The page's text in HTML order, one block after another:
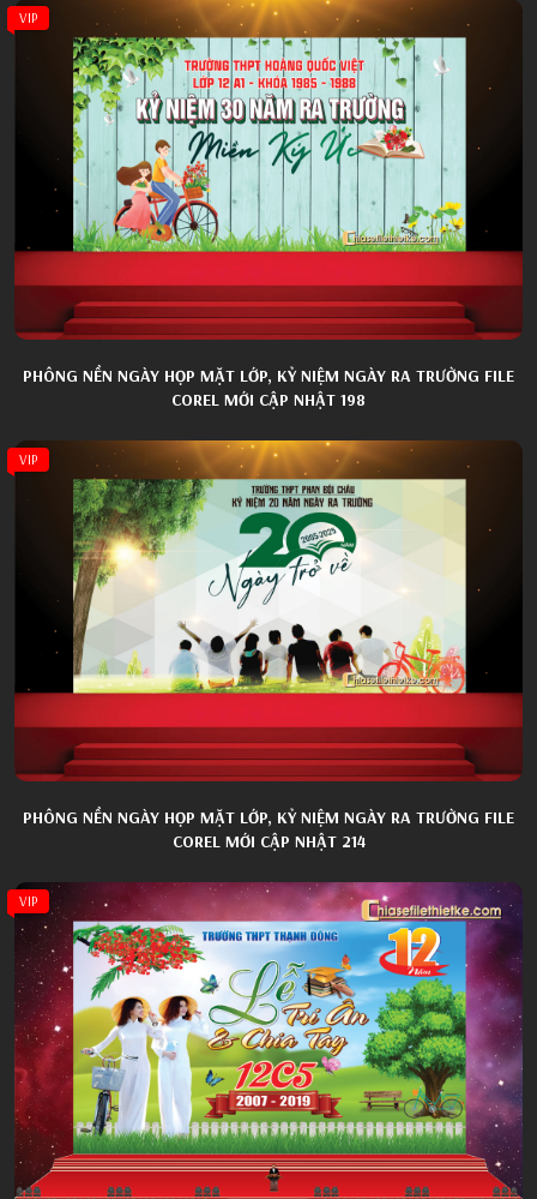
VIP
PHÔNG NỀN NGÀY HỌP MẶT LỚP, KỶ NIỆM NGÀY RA TRƯỜNG FILE
COREL MỚI CẬP NHẬT 198
VIP
PHÔNG NỀN NGÀY HỌP MẶT LỚP, KỶ NIỆM NGÀY RA TRƯỜNG FILE
COREL MỚI CẬP NHẬT 214
VIP